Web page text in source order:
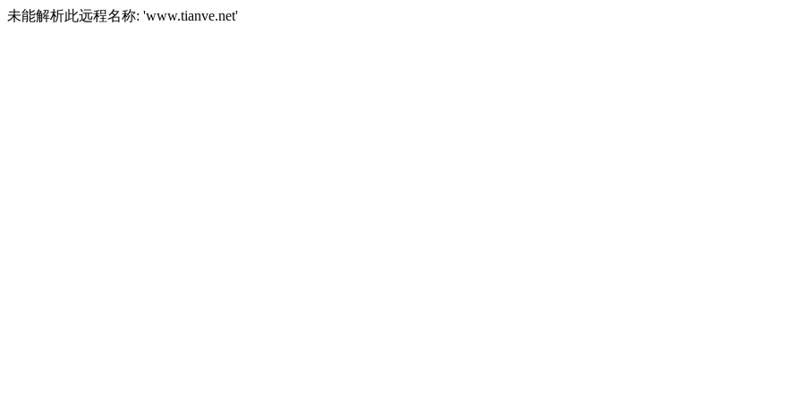
未能解析此远程名称: 'www.tianve.net'